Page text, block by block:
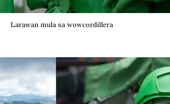
Larawan mula sa wowcordillera